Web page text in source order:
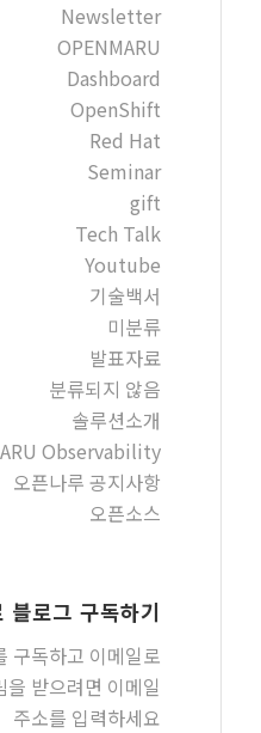
Newsletter
OPENMARU
Dashboard
OpenShift
Red Hat
Seminar
gift
Tech Talk
Youtube
기술백서
미분류
발표자료
분류되지 않음
솔루션소개
Observability
오픈나루 공지사항
오픈소스
블로그 구독하기
구독하고 이메일로
을 받으려면 이메일
주소를 입력하세요